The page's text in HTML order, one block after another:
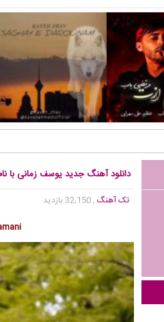
دانلود آهنگ جدید یوسف زمانی با
تک آهنگ, 32,150 بازدید